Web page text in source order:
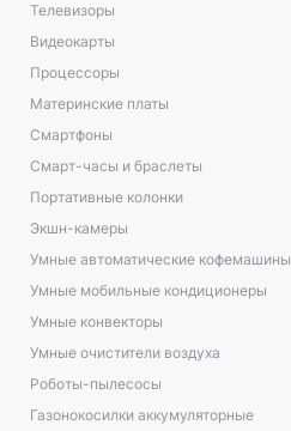
Телевизоры
Видеокарты
Процессоры
Материнские платы
Смартфоны
Смарт-часы и браслеты
Портативные колонки
Экшн-камеры
Умные автоматические кофемашины
Умные мобильные кондиционеры
Умные конвекторы
Умные очистители воздуха
Роботы-пылесосы
Газонокосилки аккумуляторные